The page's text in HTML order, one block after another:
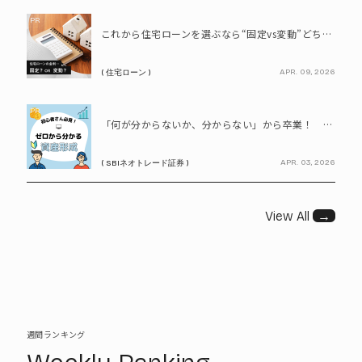
PR
これから住宅ローンを選ぶなら“固定vs変動”どちらが正解? 9割が利用したいと答えた「いま決めなくてもいい」ローンとは!?
( 住宅ローン ) APR. 09, 2026
PR
「何が分からないか、分からない」から卒業！ SBIネオトレード証券で学ぶ、はじめての資産形成
( SBIネオトレード証券 ) APR. 03, 2026
View All →
週間ランキング